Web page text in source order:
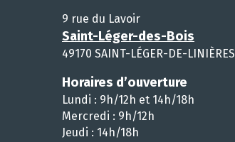
9 rue du Lavoir
Saint-Léger-des-Bois
49170 SAINT-LÉGER-DE-LINIÈRES
Horaires d’ouverture
Lundi : 9h/12h et 14h/18h
Mercredi : 9h/12h
Jeudi : 14h/18h